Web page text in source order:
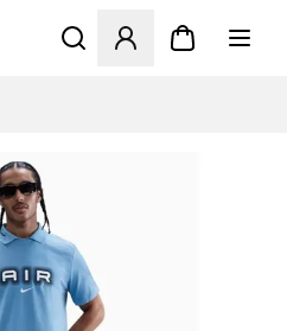
Otvorí modál na